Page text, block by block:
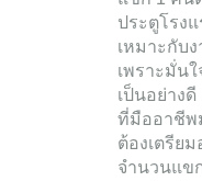
ประตูโรง
เหมาะกับ
เพราะมั่น
เป็นอย่าง
ที่มืออาชีพ
ต้องเตรีย
จำนวนแข